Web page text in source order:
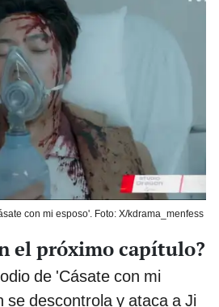
con mi esposo'. Foto: X/kdrama_menfess
el próximo capítulo?
de 'Cásate con mi
se descontrola y ataca a Ji